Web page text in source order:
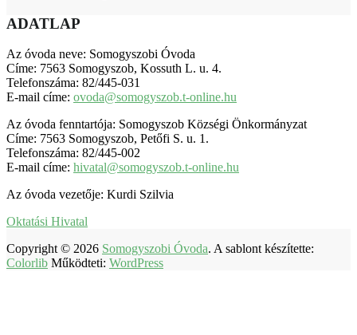
ADATLAP
Az óvoda neve: Somogyszobi Óvoda
Címe: 7563 Somogyszob, Kossuth L. u. 4.
Telefonszáma: 82/445-031
E-mail címe: ovoda@somogyszob.t-online.hu
Az óvoda fenntartója: Somogyszob Községi Önkormányzat
Címe: 7563 Somogyszob, Petőfi S. u. 1.
Telefonszáma: 82/445-002
E-mail címe: hivatal@somogyszob.t-online.hu
Az óvoda vezetője: Kurdi Szilvia
Oktatási Hivatal
Copyright © 2026 Somogyszobi Óvoda. A sablont készítette:
Colorlib Működteti: WordPress